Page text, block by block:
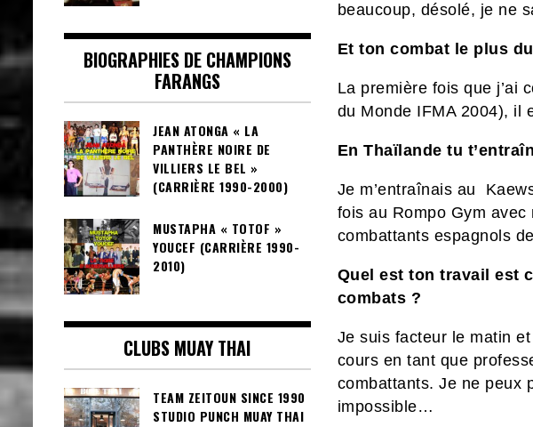
beaucoup, désolé, je ne
Et ton combat le plus
La première fois que j’ai
du Monde IFMA 2004), il
En Thaïlande tu
Je m’entraînais au
fois au Rompo Gym avec
combattants espagnols
Quel est ton travail est
combats ?
Je suis facteur le matin
cours en tant que
combattants. Je ne peux
impossible…
BIOGRAPHIES DE CHAMPIONS
FARANGS
JEAN ATONGA « LA
PANTHÈRE NOIRE DE
VILLIERS LE BEL »
(CARRIÈRE 1990-2000)
MUSTAPHA « TOTOF »
YOUCEF (CARRIÈRE 1990-
2010)
CLUBS MUAY THAI
TEAM ZEITOUN SINCE 1990
STUDIO PUNCH MUAY THAI